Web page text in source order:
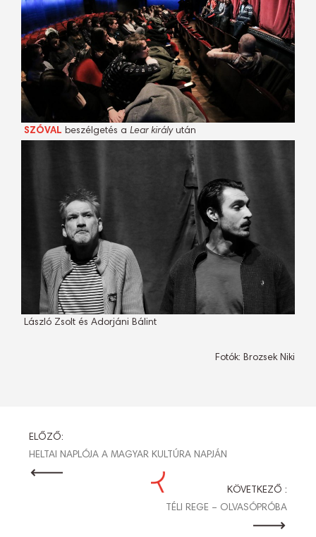
SZÓVAL beszélgetés a Lear királyután
László Zsolt és Adorjáni Bálint
Fotók: Brozsek Niki
BEJEGYZÉS
NAVIGÁCIÓ
ELŐZŐ:
HELTAI NAPLÓJA A MAGYAR KULTÚRA NAPJÁN
KÖVETKEZŐ :
TÉLI REGE – OLVASÓPRÓBA